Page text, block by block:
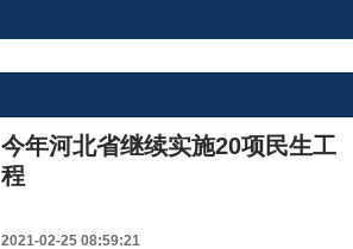
今年河北省继续实施20项民生工
程
2021-02-25 08:59:21